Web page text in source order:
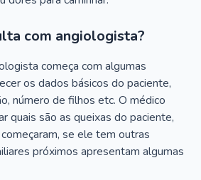
com angiologista?
começa com algumas
os dados básicos do paciente,
número de filhos etc. O médico
quais são as queixas do paciente,
se ele tem outras
próximos apresentam algumas